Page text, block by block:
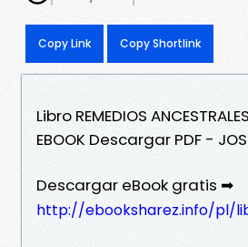
Copy Link Copy Shortlink
Libro REMEDIOS ANCESTRALES
EBOOK Descargar PDF -
Descargar eBook gratis ➡
http://ebooksharez.info/pl/